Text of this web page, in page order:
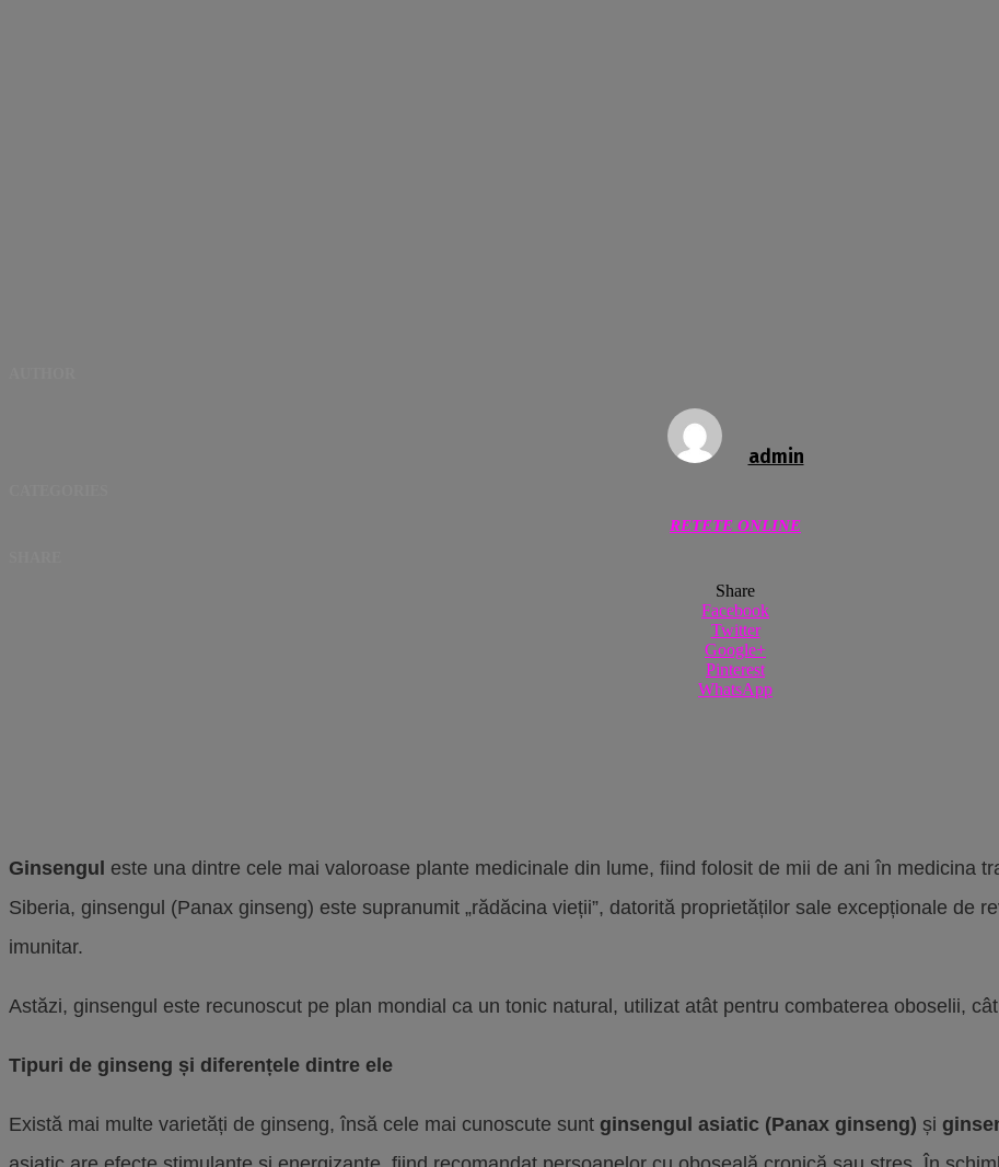
admin
RETETE ONLINE
Share
Facebook
Twitter
Google+
Pinterest
WhatsApp
Ginsengul este una dintre cele mai valoroase plante medicinale din lume, fiind folosit de mii de ani în medicina
Siberia, ginsengul (Panax ginseng) este supranumit „rădăcina vieții”, datorită proprietăților sale excepționale de
imunitar.
Astăzi, ginsengul este recunoscut pe plan mondial ca un tonic natural, utilizat atât pentru combaterea oboselii,
Tipuri de ginseng și diferențele dintre ele
Există mai multe varietăți de ginseng, însă cele mai cunoscute sunt ginsengul asiatic (Panax ginseng) și